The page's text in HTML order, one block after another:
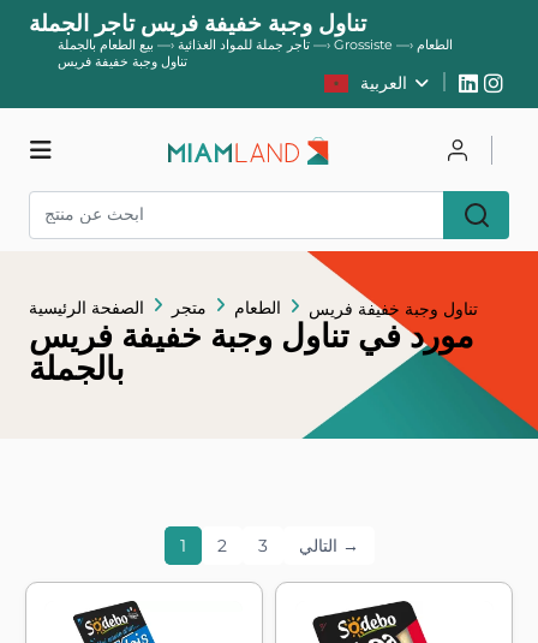
تناول وجبة خفيفة فريس تاجر الجملة
تاجر جملة للمواد الغذائية —› بيع الطعام بالجملة —› Grossiste الطعام —›
تناول وجبة خفيفة فريس
العربية
الصفحة الرئيسية متجر الطعام تناول وجبة خفيفة فريس
مورد في تناول وجبة خفيفة فريس
بالجملة
1 2 3 التالي →
متجر